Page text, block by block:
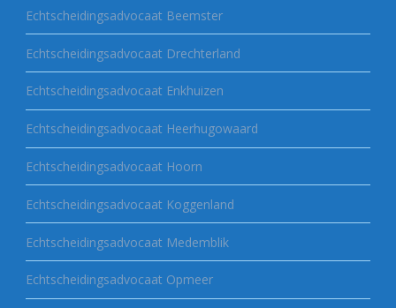
Echtscheidingsadvocaat Beemster
Echtscheidingsadvocaat Drechterland
Echtscheidingsadvocaat Enkhuizen
Echtscheidingsadvocaat Heerhugowaard
Echtscheidingsadvocaat Hoorn
Echtscheidingsadvocaat Koggenland
Echtscheidingsadvocaat Medemblik
Echtscheidingsadvocaat Opmeer